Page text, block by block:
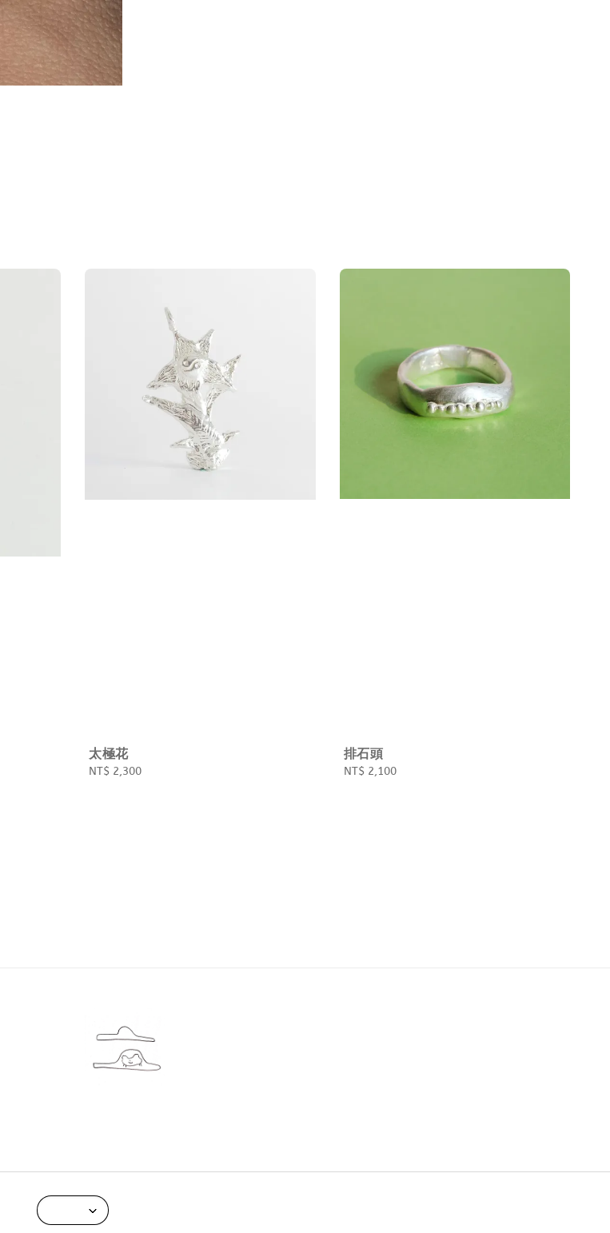
太極花
Regular
NT$ 2,300
排石頭
Regular
NT$ 2,100